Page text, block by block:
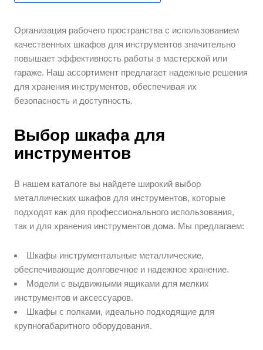
Организация рабочего пространства с использованием
качественных шкафов для инструментов значительно
повышает эффективность работы в мастерской или
гараже. Наш ассортимент предлагает надежные решения
для хранения инструментов, обеспечивая их
безопасность и доступность.
Выбор шкафа для
инструментов
В нашем каталоге вы найдете широкий выбор
металлических шкафов для инструментов, которые
подходят как для профессионального использования,
так и для хранения инструментов дома. Мы предлагаем:
Шкафы инструментальные металлические,
обеспечивающие долговечное и надежное хранение.
Модели с выдвижными ящиками для мелких
инструментов и аксессуаров.
Шкафы с полками, идеально подходящие для
крупногабаритного оборудования.